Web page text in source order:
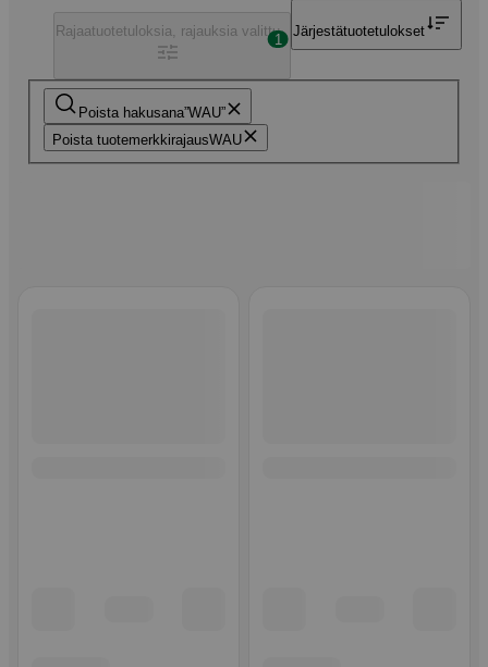
Poista hakusana WAU
Poista tuotemerkkirajausWAU
Rajaatuotetuloksia, rajauksia valittu
1
Järjestätuotetulokset